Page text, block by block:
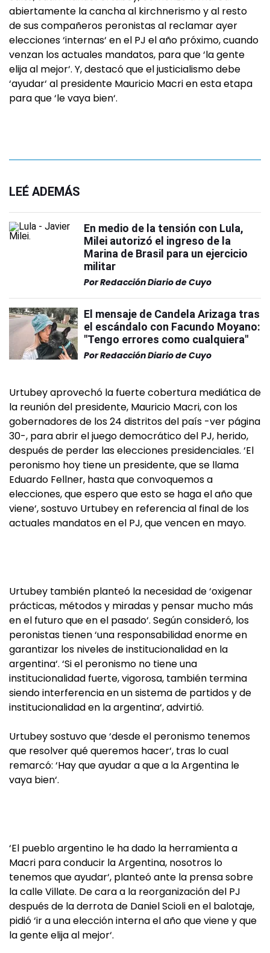
abiertamente la cancha al kirchnerismo y al resto
de sus compañeros peronistas al reclamar ayer
elecciones ‘internas‘ en el PJ el año próximo, cuando
venzan los actuales mandatos, para que ‘la gente
elija al mejor‘. Y, destacó que el justicialismo debe
‘ayudar‘ al presidente Mauricio Macri en esta etapa
para que ‘le vaya bien‘.
LEÉ ADEMÁS
En medio de la tensión con Lula,
Milei autorizó el ingreso de la
Marina de Brasil para un ejercicio
militar
PorRedacción Diario de Cuyo
El mensaje de Candela Arizaga tras
el escándalo con Facundo Moyano:
"Tengo errores como cualquiera"
PorRedacción Diario de Cuyo
Urtubey aprovechó la fuerte cobertura mediática de
la reunión del presidente, Mauricio Macri, con los
gobernadores de los 24 distritos del país -ver página
30-, para abrir el juego democrático del PJ, herido,
después de perder las elecciones presidenciales. ‘El
peronismo hoy tiene un presidente, que se llama
Eduardo Fellner, hasta que convoquemos a
elecciones, que espero que esto se haga el año que
viene‘, sostuvo Urtubey en referencia al final de los
actuales mandatos en el PJ, que vencen en mayo.
Urtubey también planteó la necesidad de ‘oxigenar
prácticas, métodos y miradas y pensar mucho más
en el futuro que en el pasado‘. Según consideró, los
peronistas tienen ‘una responsabilidad enorme en
garantizar los niveles de institucionalidad en la
argentina‘. ‘Si el peronismo no tiene una
institucionalidad fuerte, vigorosa, también termina
siendo interferencia en un sistema de partidos y de
institucionalidad en la argentina‘, advirtió.
Urtubey sostuvo que ‘desde el peronismo tenemos
que resolver qué queremos hacer‘, tras lo cual
remarcó: ‘Hay que ayudar a que a la Argentina le
vaya bien‘.
‘El pueblo argentino le ha dado la herramienta a
Macri para conducir la Argentina, nosotros lo
tenemos que ayudar‘, planteó ante la prensa sobre
la calle Villate. De cara a la reorganización del PJ
después de la derrota de Daniel Scioli en el balotaje,
pidió ‘ir a una elección interna el año que viene y que
la gente elija al mejor‘.